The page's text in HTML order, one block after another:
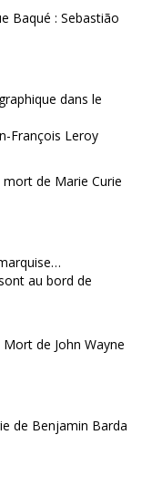
Baqué : Sebastião
dans le
François Leroy
mort de Marie Curie
au bord de
Mort de John Wayne
de Benjamin Barda